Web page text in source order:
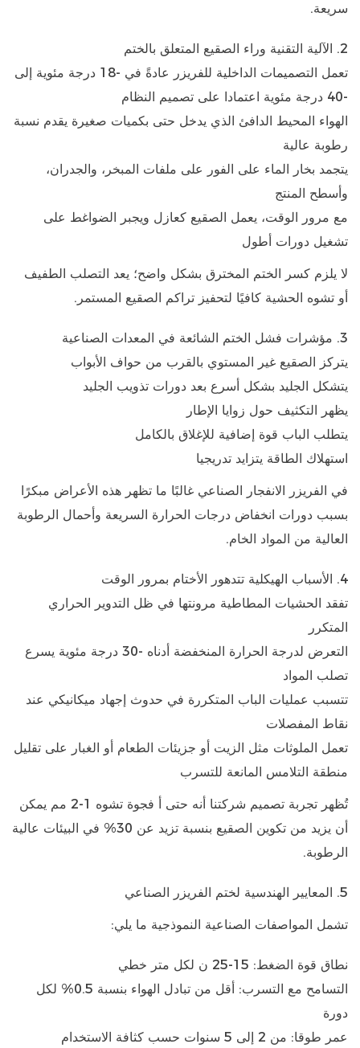
سريعة.
2. الآلية التقنية وراء الصقيع المتعلق بالختم
تعمل التصميمات الداخلية للفريزر عادةً في
-18 درجة مئوية إلى
-40 درجة مئوية
اعتمادا على تصميم النظام
الهواء المحيط الدافئ الذي يدخل حتى بكميات صغيرة يقدم نسبة
رطوبة عالية
يتجمد بخار الماء على الفور على ملفات المبخر، والجدران،
وأسطح المنتج
مع مرور الوقت، يعمل الصقيع كعازل ويجبر الضواغط على
تشغيل دورات أطول
لا يلزم كسر الختم المخترق بشكل واضح؛ يعد التصلب الطفيف
أو تشوه الحشية كافيًا لتحفيز تراكم الصقيع المستمر.
3. مؤشرات فشل الختم الشائعة في المعدات الصناعية
يتركز الصقيع غير المستوي بالقرب من حواف الأبواب
يتشكل الجليد بشكل أسرع بعد دورات تذويب الجليد
يظهر التكثيف حول زوايا الإطار
يتطلب الباب قوة إضافية للإغلاق بالكامل
استهلاك الطاقة يتزايد تدريجيا
في الفريزر الانفجار الصناعي غالبًا ما تظهر هذه الأعراض مبكرًا
بسبب دورات انخفاض درجات الحرارة السريعة وأحمال الرطوبة
العالية من المواد الخام.
4. الأسباب الهيكلية تتدهور الأختام بمرور الوقت
تفقد الحشيات المطاطية مرونتها في ظل التدوير الحراري
المتكرر
التعرض لدرجة الحرارة المنخفضة أدناه -30 درجة مئوية
يسرع
تصلب المواد
تتسبب عمليات الباب المتكررة في حدوث إجهاد ميكانيكي عند
نقاط المفصلات
تعمل الملوثات مثل الزيت أو جزيئات الطعام أو الغبار على تقليل
منطقة التلامس المانعة للتسرب
تُظهر تجربة تصميم شركتنا أنه حتى أ فجوة تشوه 1-2 مم
يمكن
أن يزيد من تكوين الصقيع بنسبة تزيد عن 30% في البيئات عالية
الرطوبة.
5. المعايير الهندسية لختم الفريزر الصناعي
تشمل المواصفات الصناعية النموذجية ما يلي:
نطاق قوة الضغط: 15-25 ن لكل متر خطي
التسامح مع التسرب: أقل من
تبادل الهواء بنسبة 0.5% لكل
دورة
عمر طوقا: من 2 إلى 5 سنوات حسب كثافة الاستخدام